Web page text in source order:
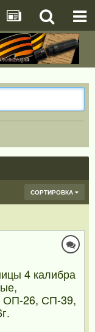
СОРТИРОВКА
4 калибра
ОП-26, СП-39,